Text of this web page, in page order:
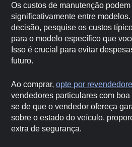
Os custos de manutenção
significativamente entre
decisão, pesquise os custos
para o modelo específico que
Isso é crucial para evitar
futuro.
Ao comprar,opte por
vendedores particulares com
se de que o vendedor ofereça
sobre o estado do veículo,
extra de segurança.